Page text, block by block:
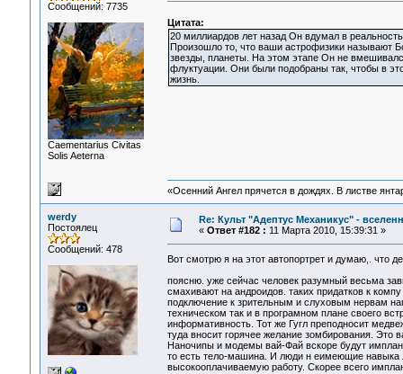
Сообщений: 7735
Сaementarius Civitas
Solis Aeterna
Цитата:
20 миллиардов лет назад Он вдумал в
Произошло то, что ваши астрофизики называют
звезды, планеты. На этом этапе Он не
флуктуации. Они были подобраны так, чтобы в
жизнь.
«Осенний Ангел прячется в дождях. В листве
werdy
Постоялец
Сообщений: 478
Re: Культ "Адептус Механикус" -
« Ответ #182 : 11 Марта 2010, 15:39:31 »
Вот смотрю я на этот автопортрет и думаю,. что
поясню. уже сейчас человек разумный весьма
смахивают на андроидов. таких придатков к
подключение к зрительным и слуховым нервам
техническом так и в програмном плане своего
информативность. Тот же Гугл преподносит
туда вносит горячее желание зомбирования. Это
Наночипы и модемы вай-Фай вскоре будут
то есть тело-машина. И люди н еимеющие навыка
высокооплачиваемую работу. Скорее всего